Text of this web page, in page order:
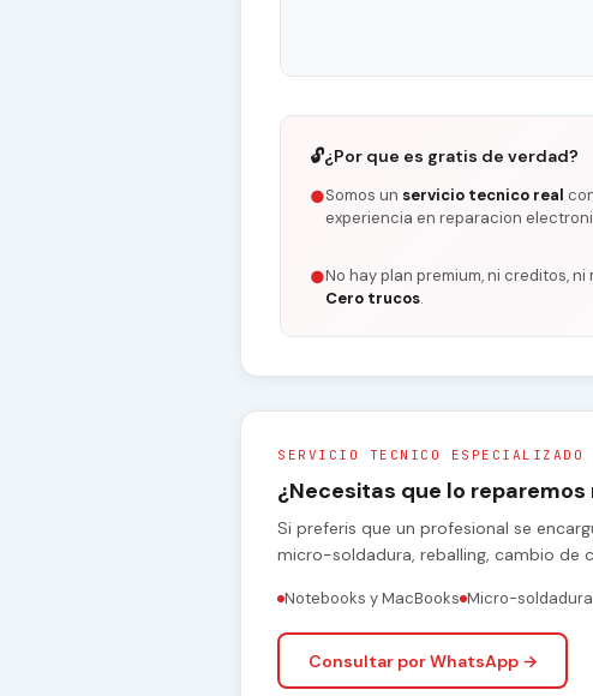
🔓¿Por que es gratis de verdad?
●Somos un servicio tecnico real
experiencia en reparacion
●No hay plan premium, ni creditos,
Cero trucos.
SERVICIO TECNICO ESPECIALIZADO
¿Necesitas que lo
Si preferis que un profesional se
micro-soldadura, reballing, cambio de
Notebooks y MacBooks Micro-soldadura
Consultar por WhatsApp →